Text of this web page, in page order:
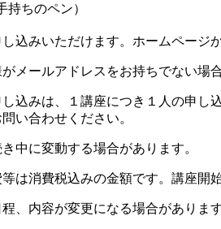
持ちのペン）
込みいただけます。ホームページ
メールアドレスをお持ちでない場
込みは、１講座につき１人の申し
い合わせください。
中に変動する場合があります。
は消費税込みの金額です。講座開
、内容が変更になる場合があります